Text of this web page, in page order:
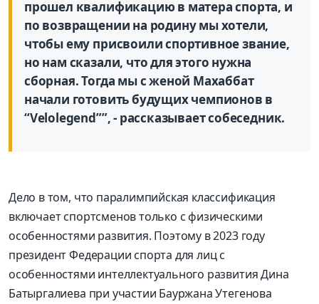
прошел квалификацию в матера спорта, и
по возвращении на родину мы хотели,
чтобы ему присвоили спортивное звание,
но нам сказали, что для этого нужна
сборная. Тогда мы с женой Махаббат
начали готовить будущих чемпионов в
“Velolegend””, - рассказывает собеседник.
Дело в том, что паралимпийская классификация
включает спортсменов только с физическими
особенностями развития. Поэтому в 2023 году
президент Федерации спорта для лиц с
особенностями интеллектуального развития Дина
Батыргалиева при участии Бауржана Утегенова